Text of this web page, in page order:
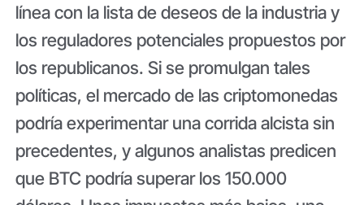
línea con la lista de deseos de la industria y
los reguladores potenciales propuestos por
los republicanos. Si se promulgan tales
políticas, el mercado de las criptomonedas
podría experimentar una corrida alcista sin
precedentes, y algunos analistas predicen
que BTC podría superar los 150.000